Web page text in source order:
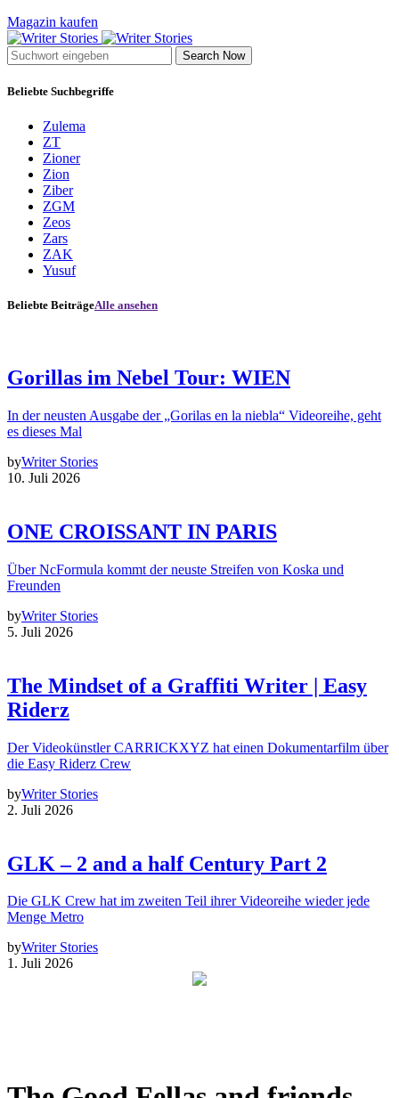
Magazin kaufen
Search Now
Beliebte Suchbegriffe
Zulema
ZT
Zioner
Zion
Ziber
ZGM
Zeos
Zars
ZAK
Yusuf
Beliebte BeiträgeAlle ansehen
Gorillas im Nebel Tour: WIEN
In der neusten Ausgabe der „Gorilas en la niebla“ Videoreihe, geht
es dieses Mal
byWriter Stories
10. Juli 2026
ONE CROISSANT IN PARIS
Über NcFormula kommt der neuste Streifen von Koska und
Freunden
byWriter Stories
5. Juli 2026
The Mindset of a Graffiti Writer | Easy
Riderz
Der Videokünstler CARRICKXYZ hat einen Dokumentarfilm über
die Easy Riderz Crew
byWriter Stories
2. Juli 2026
GLK – 2 and a half Century Part 2
Die GLK Crew hat im zweiten Teil ihrer Videoreihe wieder jede
Menge Metro
byWriter Stories
1. Juli 2026